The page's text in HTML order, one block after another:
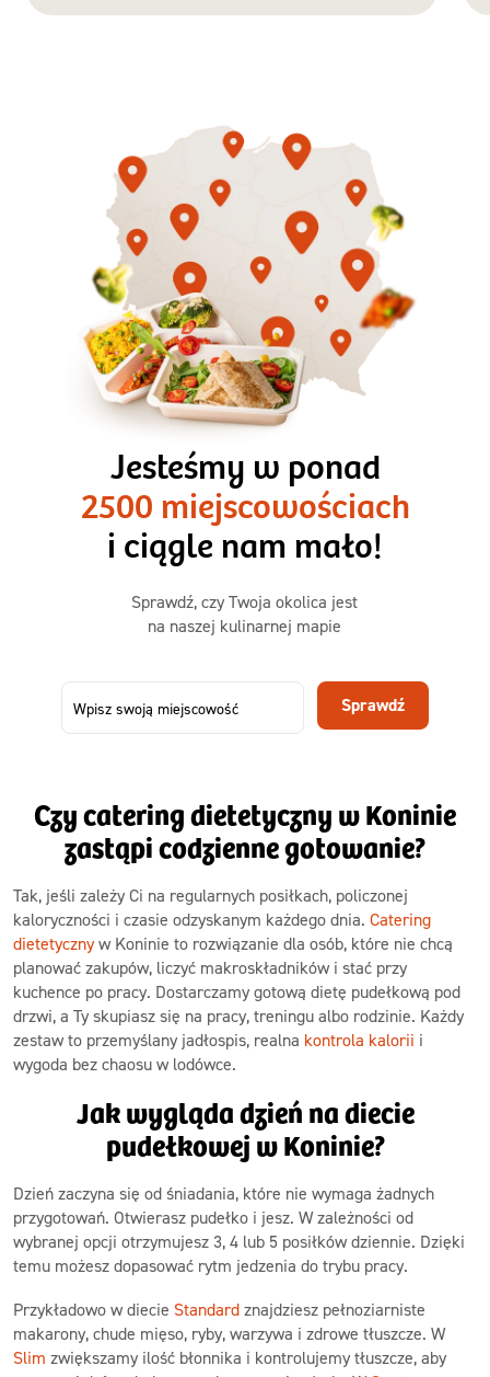
3 razy TAK
1500kcal - 2250kcal
3 sycące posiłki o większej objętości. Mniej dań,
ta sama wygoda!
50,31 zł
73,99
-32%
Menu
Jesteśmy w ponad
2500 miejscowościach
i ciągle nam mało!
Sprawdź, czy Twoja okolica jest
na naszej kulinarnej mapie
Sprawdź
Czy catering dietetyczny w Koninie
zastąpi codzienne gotowanie?
Tak, jeśli zależy Ci na regularnych posiłkach, policzonej
kaloryczności i czasie odzyskanym każdego dnia. Catering
dietetycznyw Koninie to rozwiązanie dla osób, które nie chcą
planować zakupów, liczyć makroskładników i stać przy
kuchence po pracy. Dostarczamy gotową dietę pudełkową pod
drzwi, a Ty skupiasz się na pracy, treningu albo rodzinie. Każdy
zestaw to przemyślany jadłospis, realna kontrola kalorii i
wygoda bez chaosu w lodówce.
Jak wygląda dzień na diecie
pudełkowej w Koninie?
Dzień zaczyna się od śniadania, które nie wymaga żadnych
przygotowań. Otwierasz pudełko i jesz. W zależności od
wybranej opcji otrzymujesz 3, 4 lub 5 posiłków dziennie. Dzięki
temu możesz dopasować rytm jedzenia do trybu pracy.
Przykładowo w diecie Standard znajdziesz pełnoziarniste
makarony, chude mięso, ryby, warzywa i zdrowe tłuszcze. W
Slim zwiększamy ilość błonnika i kontrolujemy tłuszcze, aby